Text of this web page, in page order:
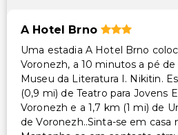
Biblioteca
Caixa multibanco/serviços
Transporte
Transporte para o aeroporto
A Hotel Brno
Uma estadia A Hotel Brno
Voronezh, a 10 minutos a pé
Museu da Literatura I. Nikitin.
(0,9 mi) de Teatro para Jovens
Voronezh e a 1,7 km (1 mi) de
de Voronezh..Sinta-se em casa